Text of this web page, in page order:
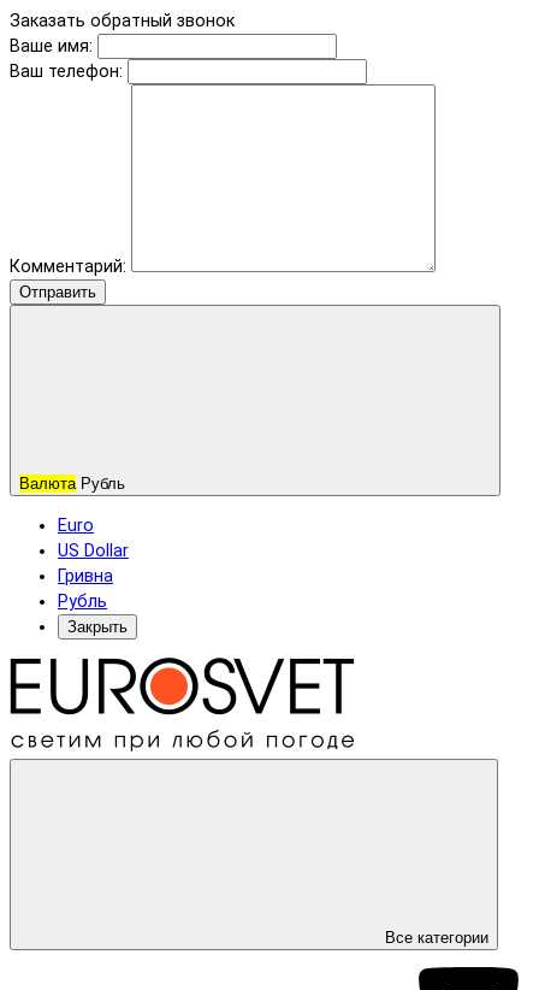
Заказать обратный звонок
Ваше имя:
Ваш телефон:
Комментарий:
Отправить
Валюта Рубль
Euro
US Dollar
Гривна
Рубль
Закрыть
Все категории